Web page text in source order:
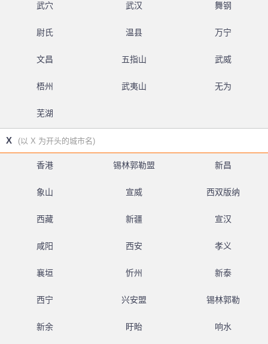
武穴 武汉 舞钢
尉氏 温县 万宁
文昌 五指山 武威
梧州 武夷山 无为
芜湖
X (以 X 为开头的城市名)
香港 锡林郭勒盟 新昌
象山 宣威 西双版纳
西藏 新疆 宣汉
咸阳 西安 孝义
襄垣 忻州 新泰
西宁 兴安盟 锡林郭勒
新余 盱眙 响水